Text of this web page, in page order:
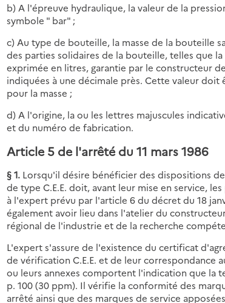
b) A l'épreuve hydraulique, la valeur de la
symbole " bar" ;
c) Au type de bouteille, la masse de la bouteille
des parties solidaires de la bouteille, telles que
exprimée en litres, garantie par le constructeur
indiquées à une décimale près. Cette valeur
pour la masse ;
d) A l'origine, la ou les lettres majuscules
et du numéro de fabrication.
Article 5 de l'arrêté du 11 mars 1986
§ 1. Lorsqu'il désire bénéficier des dispositions
de type C.E.E. doit, avant leur mise en service,
à l'expert prévu par l'article 6 du décret du 18
également avoir lieu dans l'atelier du
régional de l'industrie et de la recherche
L'expert s'assure de l'existence du certificat
de vérification C.E.E. et de leur correspondance
ou leurs annexes comportent l'indication que la
p. 100 (30 ppm). Il vérifie la conformité des
arrêté ainsi que des marques de service